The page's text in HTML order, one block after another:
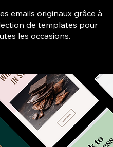
emails originaux grâce à
de templates pour
les occasions.